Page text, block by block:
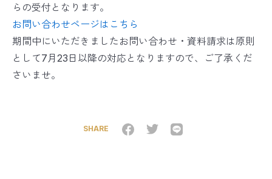
らの受付となります。
お問い合わせページはこちら
期間中にいただきましたお問い合わせ・資料請求は原則
として7月23日以降の対応となりますので、ご了承くだ
さいませ。
SHARE